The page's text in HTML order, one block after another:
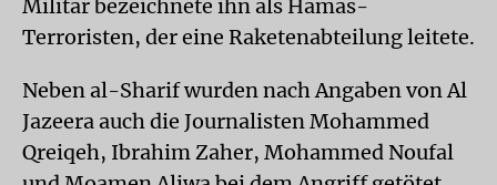
Militär bezeichnete ihn als Hamas-
Terroristen, der eine Raketenabteilung leitete.
Neben al-Sharif wurden nach Angaben von Al
Jazeera auch die Journalisten Mohammed
Qreiqeh, Ibrahim Zaher, Mohammed Noufal